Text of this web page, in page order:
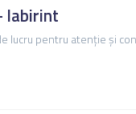
labirint
lucru pentru atenție și